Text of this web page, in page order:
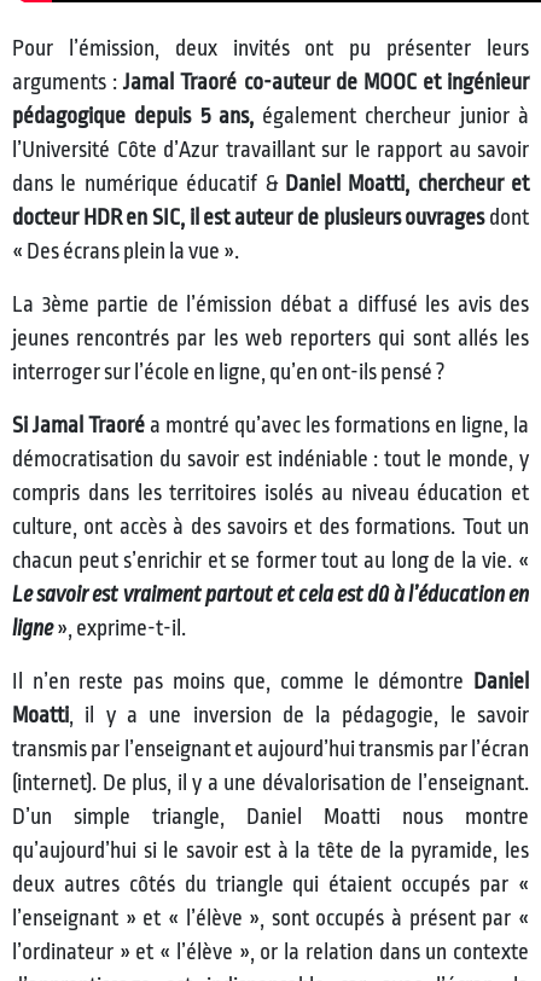
Pour l’émission, deux invités ont pu présenter leurs
arguments :Jamal Traoré co-auteur de MOOC et ingénieur
pédagogique depuis 5 ans,également chercheur junior à
l’Université Côte d’Azur travaillant sur le rapport au savoir
dans le numérique éducatif & Daniel Moatti, chercheur et
docteur HDR en SIC, il est auteur de plusieurs ouvragesdont
« Des écrans plein la vue ».
La 3ème partie de l’émission débat a diffusé les avis des
jeunes rencontrés par les web reporters qui sont allés les
interroger sur l’école en ligne, qu’en ont-ils pensé ?
Si Jamal Traoré a montré qu’avec les formations en ligne, la
démocratisation du savoir est indéniable : tout le monde, y
compris dans les territoires isolés au niveau éducation et
culture, ont accès à des savoirs et des formations. Tout un
chacun peut s’enrichir et se former tout au long de la vie. «
Le savoir est vraiment partout et cela est dû à l’éducation en
ligne», exprime-t-il.
Il n’en reste pas moins que, comme le démontre Daniel
Moatti , il y a une inversion de la pédagogie, le savoir
transmis par l’enseignant et aujourd’hui transmis par l’écran
(internet). De plus, il y a une dévalorisation de l’enseignant.
D’un simple triangle, Daniel Moatti nous montre
qu’aujourd’hui si le savoir est à la tête de la pyramide, les
deux autres côtés du triangle qui étaient occupés par «
l’enseignant » et « l’élève », sont occupés à présent par «
l’ordinateur » et « l’élève », or la relation dans un contexte